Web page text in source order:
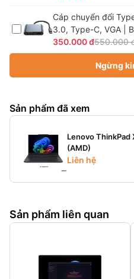
Cáp chuyển đổi
3.0, Type-C, VGA |
350.000 đ550.000
Ngừng
Sản phẩm đã xem
Lenovo ThinkPad
(AMD)
Liên hệ
Sản phẩm liên quan